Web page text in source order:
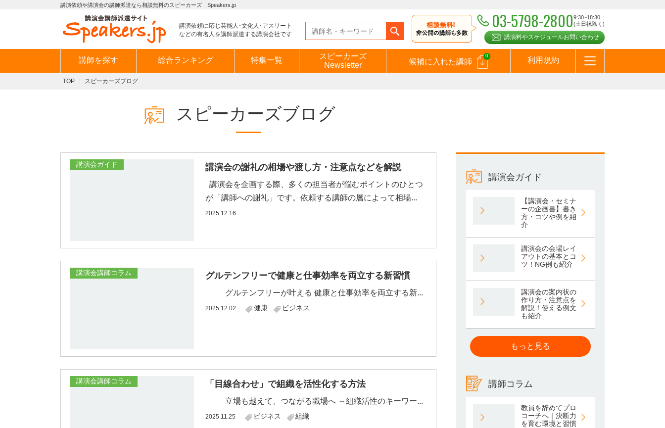
講演依頼や講演会の講師派遣なら相談無料のスピーカーズ Speakers.jp
講演依頼に応じ芸能人･文化人･アスリート
などの有名人を講師派遣する講演会社です
03-5798-28009:30~18:30
(土日祝除く)
講演料やスケジュールお問い合わせ
講師を探す 総合ランキング 特集一覧
スピーカーズ
Newsletter
候補に入れた講師
0
利用規約
TOP スピーカーズブログ
スピーカーズブログ
講演会ガイド 講演会の謝礼の相場や渡し方・注意点などを解説
講演会を企画する際、多くの担当者が悩むポイントのひとつ
が「講師への謝礼」です。依頼する講師の層によって相場...
2025.12.16
講演会講師コラム グルテンフリーで健康と仕事効率を両立する新習慣
グルテンフリーが叶える 健康と仕事効率を両立する新...
2025.12.02 健康 ビジネス
講演会講師コラム 「目線合わせ」で組織を活性化する方法
立場も越えて、つながる職場へ ～組織活性のキーワー...
2025.11.25 ビジネス 組織
講演会ガイド
【講演会・セミナ
ーの企画書】書き
方・コツや例を紹
介
講演会の会場レイ
アウトの基本とコ
ツ！NG例も紹介
講演会の案内状の
作り方・注意点を
解説！使える例文
も紹介
もっと見る
講師コラム
教員を辞めてプロ
コーチへ｜決断力
を育む環境と習慣